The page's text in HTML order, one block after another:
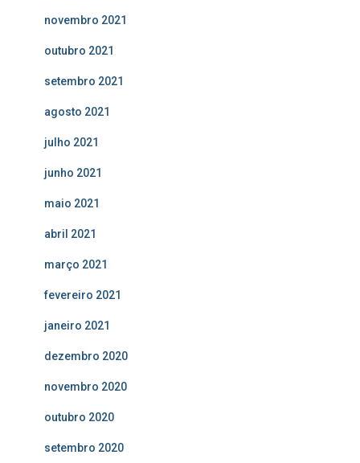
novembro 2021
outubro 2021
setembro 2021
agosto 2021
julho 2021
junho 2021
maio 2021
abril 2021
março 2021
fevereiro 2021
janeiro 2021
dezembro 2020
novembro 2020
outubro 2020
setembro 2020